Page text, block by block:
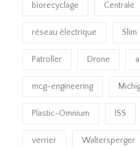
biorecyclage Centrale
réseau électrique Slim
Patroller Drone
mcg-engineering
Plastic-Omnium ISS
verrier Waltersperger